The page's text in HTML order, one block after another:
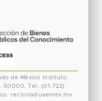
de México
Instituto
50000. Tel. (01-722)
rectoria@uaemex.mx